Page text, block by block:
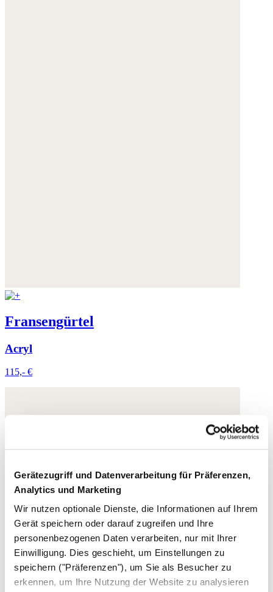
Gerätezugriff und Datenverarbeitung für Präferenzen,
Analytics und Marketing
Wir nutzen optionale Dienste, die Informationen auf Ihrem
Gerät speichern oder darauf zugreifen und Ihre
personenbezogenen Daten verarbeiten, nur mit Ihrer
Einwilligung. Dies geschieht, um Einstellungen zu
speichern ("Präferenzen"), um Sie als Besucher zu
erkennen, um Ihre Nutzung der Website zu analysieren
Fransengürtel
Acryl
115,- €